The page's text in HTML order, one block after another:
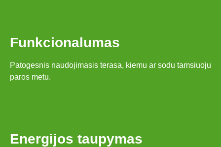
Funkcionalumas
Patogesnis naudojimasis terasa, kiemu ar sodu tamsiuoju
paros metu.
Energijos taupymas